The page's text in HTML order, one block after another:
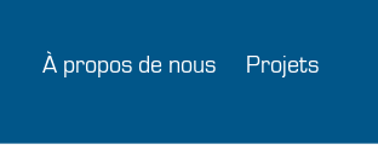
À propos de nous Projets